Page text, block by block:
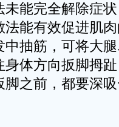
能完全解除症
能有效促进肌
抽筋，可将大
体方向扳脚拇
之前，都要深